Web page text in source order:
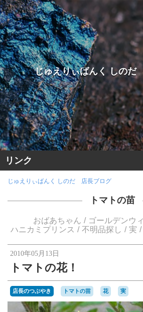
じゅえりぃばんく しの
リンク
ホームページに戻る
ヤフーオークションへ
楽天オークションへ
じゅえりぃばんく しのだ 店長ブログ
トマトの苗
おばあちゃん
ゴールデンウ
ハニカミプリンス
不明品探し 実
2010年05月13日
トマトの花！
店長のつぶやき トマトの苗 花 実